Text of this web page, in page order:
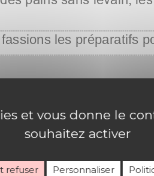
et vous donne le
souhaitez activer
refuser Personnaliser